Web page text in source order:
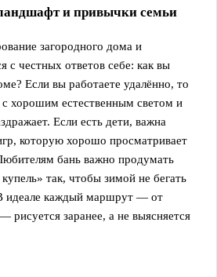
и привычки семьи
загородного дома и
с честных ответов себе: как вы
Если вы работаете удалённо, то
хорошим естественным светом и
Если есть дети, важна
которую хорошо просматривает
бань важно продумать
так, чтобы зимой не бегать
идеале каждый маршрут — от
рисуется заранее, а не выясняется